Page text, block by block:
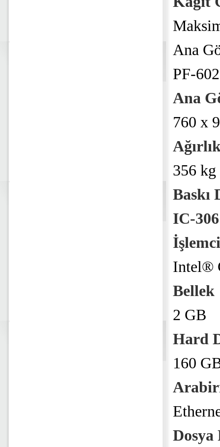
Ana
PF-
Ana
760 x
356 kg
Baskı
IC-
İşlemci
Intel®
Bellek
2 GB
Hard
160
Dosya